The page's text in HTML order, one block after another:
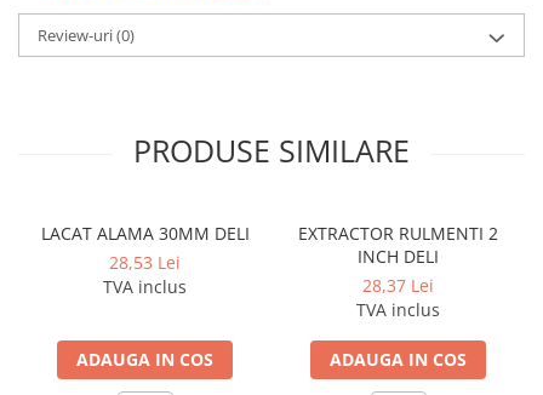
Plastilina
Echere, rigle, raportoare, compase,
Truse geometrie
Markere permanente
Markere speciale pentru desen
Review-uri(0)
PRODUSE SIMILARE
LACAT ALAMA 30MM DELI
28,53 Lei
TVA inclus
ADAUGA IN COS
EXTRACTOR RULMENTI 2
INCH DELI
28,37 Lei
TVA inclus
ADAUGA IN COS